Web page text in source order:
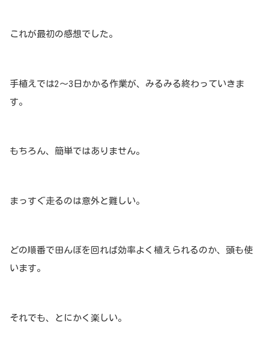
これが最初の感想でした。
手植えでは2〜3日かかる作業が、みるみる終わっていきま
す。
もちろん、簡単ではありません。
まっすぐ走るのは意外と難しい。
どの順番で田んぼを回れば効率よく植えられるのか、頭も使
います。
それでも、とにかく楽しい。